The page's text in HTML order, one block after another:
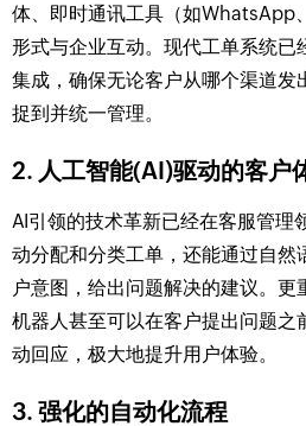
体、即时通讯工具（如WhatsApp
形式与企业互动。现代工单系统已
集成，确保无论客户从哪个渠道发
捉到并统一管理。
2. 人工智能(AI)驱动的客户
AI引领的技术革新已经在客服管理
动分配和分类工单，还能通过自然
户意图，给出问题解决的建议。更
机器人甚至可以在客户提出问题之
动回应，极大地提升用户体验。
3. 强化的自动化流程